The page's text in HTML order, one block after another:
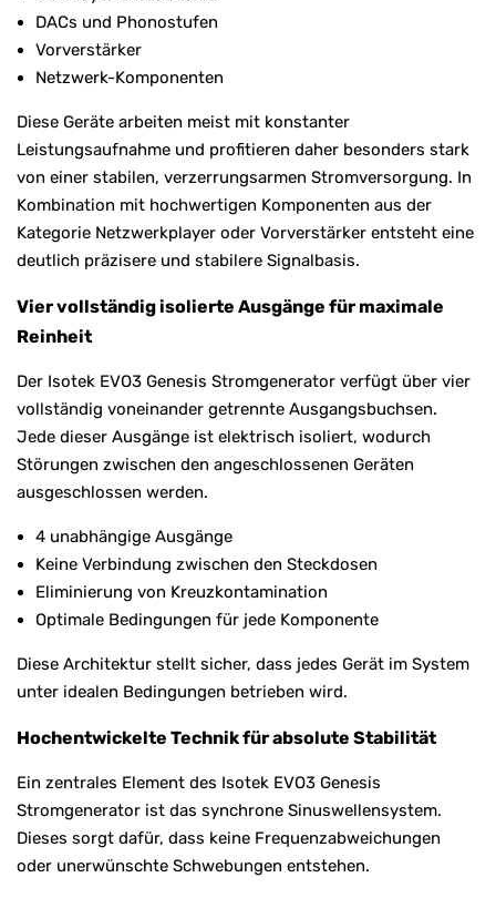
DACs und Phonostufen
Vorverstärker
Netzwerk-Komponenten
Diese Geräte arbeiten meist mit konstanter
Leistungsaufnahme und profitieren daher besonders stark
von einer stabilen, verzerrungsarmen Stromversorgung. In
Kombination mit hochwertigen Komponenten aus der
Kategorie Netzwerkplayer oder Vorverstärker entsteht eine
deutlich präzisere und stabilere Signalbasis.
Vier vollständig isolierte Ausgänge für maximale
Reinheit
Der Isotek EVO3 Genesis Stromgenerator verfügt über vier
vollständig voneinander getrennte Ausgangsbuchsen.
Jede dieser Ausgänge ist elektrisch isoliert, wodurch
Störungen zwischen den angeschlossenen Geräten
ausgeschlossen werden.
4 unabhängige Ausgänge
Keine Verbindung zwischen den Steckdosen
Eliminierung von Kreuzkontamination
Optimale Bedingungen für jede Komponente
Diese Architektur stellt sicher, dass jedes Gerät im System
unter idealen Bedingungen betrieben wird.
Hochentwickelte Technik für absolute Stabilität
Ein zentrales Element des Isotek EVO3 Genesis
Stromgenerator ist das synchrone Sinuswellensystem.
Dieses sorgt dafür, dass keine Frequenzabweichungen
oder unerwünschte Schwebungen entstehen.